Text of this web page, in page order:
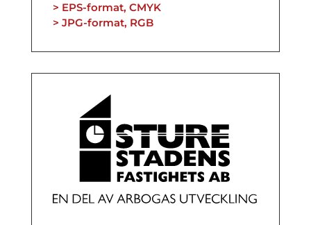
> EPS-format, CMYK
> JPG-format, RGB